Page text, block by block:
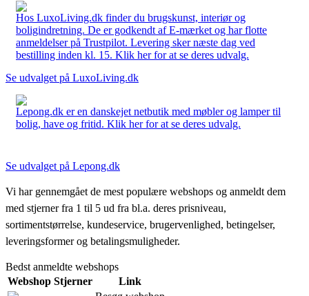
Hos LuxoLiving.dk finder du brugskunst, interiør og
boligindretning. De er godkendt af E-mærket og har flotte
anmeldelser på Trustpilot. Levering sker næste dag ved
bestilling inden kl. 15. Klik her for at se deres udvalg.
Se udvalget på LuxoLiving.dk
Lepong.dk er en danskejet netbutik med møbler og lamper til
bolig, have og fritid. Klik her for at se deres udvalg.
Se udvalget på Lepong.dk
Vi har gennemgået de mest populære webshops og anmeldt dem
med stjerner fra 1 til 5 ud fra bl.a. deres prisniveau,
sortimentstørrelse, kundeservice, brugervenlighed, betingelser,
leveringsformer og betalingsmuligheder.
Bedst anmeldte webshops
Webshop Stjerner
Link